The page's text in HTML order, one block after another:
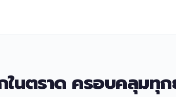
นตราด ครอบคลุมทุก